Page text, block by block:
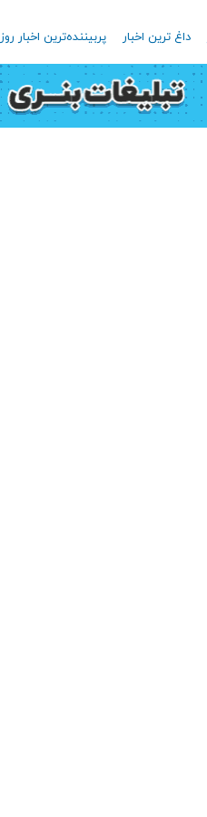
داغ ترین اخبار پربیننده‌ترین اخبار روز